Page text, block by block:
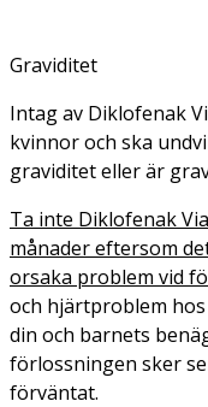
Graviditet
Intag av Diklofenak
kvinnor och ska
graviditet eller är
Ta inte Diklofenak
månader eftersom
orsaka problem vid
och hjärtproblem
din och barnets
förlossningen sker
förväntat.